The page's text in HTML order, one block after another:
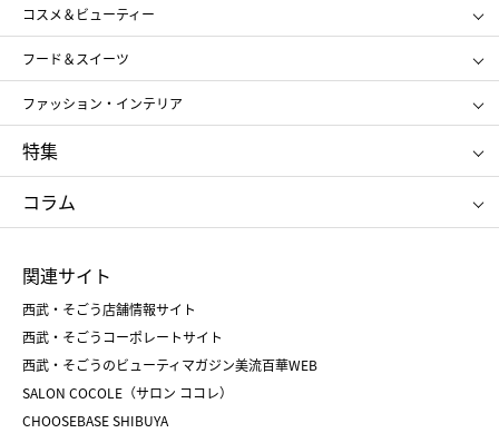
メンズ
スポーツ・アウトドア
お中元
お歳暮
コスメ＆ビューティー
SHISEIDO
ポール&ジョー ボーテ
ジルスチュアート
NARS
RMK
クリニーク
SK-Ⅱ
フード＆スイーツ
アンリ・シャルパンティエ
ゴディバ
新宿高野
たねや
ねんりん家
ファッション・インテリア
ポロ ラルフ ローレン
タケオ キクチ
ママ＆キッズ
シュタイフ
特集
お中元
ひな人形
五月人形
父の日
クリスマスケーキ
ホワイトデー
コラム
菓子折り
和菓子
人気のギフト
バレンタイン
ホワイトデー
おせち
関連サイト
西武・そごう店舗情報サイト
西武・そごうコーポレートサイト
西武・そごうのビューティマガジン美流百華WEB
SALON COCOLE（サロン ココレ）
CHOOSEBASE SHIBUYA